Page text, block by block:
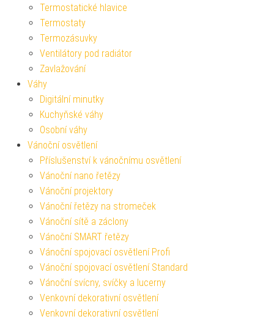
Termostatické hlavice
Termostaty
Termozásuvky
Ventilátory pod radiátor
Zavlažování
Váhy
Digitální minutky
Kuchyňské váhy
Osobní váhy
Vánoční osvětlení
Příslušenství k vánočnímu osvětlení
Vánoční nano řetězy
Vánoční projektory
Vánoční řetězy na stromeček
Vánoční sítě a záclony
Vánoční SMART řetězy
Vánoční spojovací osvětlení Profi
Vánoční spojovací osvětlení Standard
Vánoční svícny, svíčky a lucerny
Venkovní dekorativní osvětlení
Venkovní dekorativní osvětlení